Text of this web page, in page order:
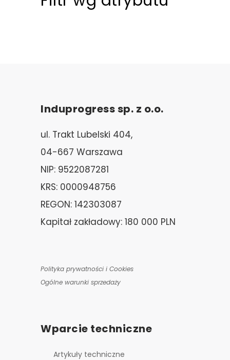
Induprogress sp. z o.o.
ul. Trakt Lubelski 404,
04-667 Warszawa
NIP: 9522087281
KRS: 0000948756
REGON: 142303087
Kapitał zakładowy: 180 000 PLN
Polityka prywatności i Cookies
Ogólne warunki sprzedaży
Wparcie techniczne
Artykuły techniczne